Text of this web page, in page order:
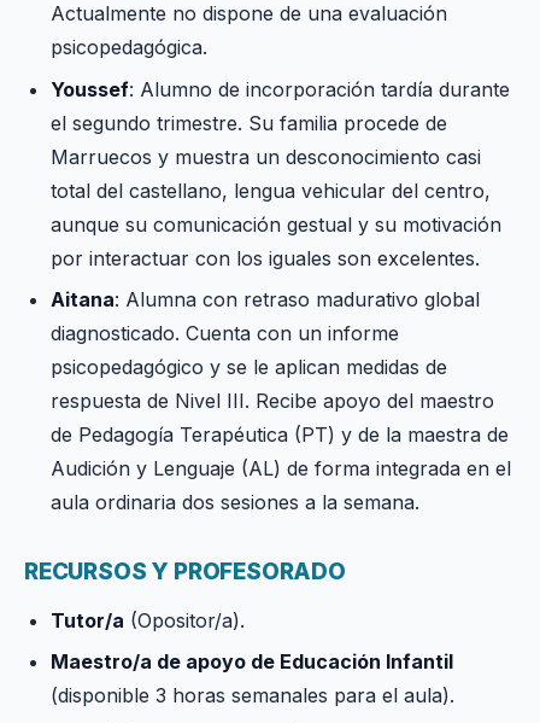
Actualmente no dispone de una evaluación
psicopedagógica.
Youssef: Alumno de incorporación tardía durante
el segundo trimestre. Su familia procede de
Marruecos y muestra un desconocimiento casi
total del castellano, lengua vehicular del centro,
aunque su comunicación gestual y su motivación
por interactuar con los iguales son excelentes.
Aitana: Alumna con retraso madurativo global
diagnosticado. Cuenta con un informe
psicopedagógico y se le aplican medidas de
respuesta de Nivel III. Recibe apoyo del maestro
de Pedagogía Terapéutica (PT) y de la maestra de
Audición y Lenguaje (AL) de forma integrada en el
aula ordinaria dos sesiones a la semana.
RECURSOS Y PROFESORADO
Tutor/a (Opositor/a).
Maestro/a de apoyo de Educación Infantil
(disponible 3 horas semanales para el aula).